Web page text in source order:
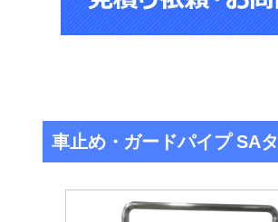
車止め・ガードパイプ SA